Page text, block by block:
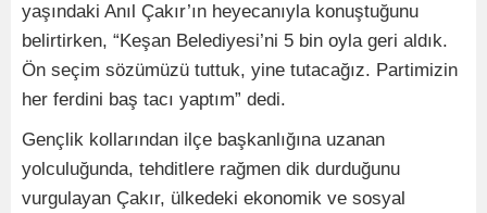
yaşındaki Anıl Çakır’ın heyecanıyla konuştuğunu
belirtirken, “Keşan Belediyesi’ni 5 bin oyla geri aldık.
Ön seçim sözümüzü tuttuk, yine tutacağız. Partimizin
her ferdini baş tacı yaptım” dedi.
Gençlik kollarından ilçe başkanlığına uzanan
yolculuğunda, tehditlere rağmen dik durduğunu
vurgulayan Çakır, ülkedeki ekonomik ve sosyal